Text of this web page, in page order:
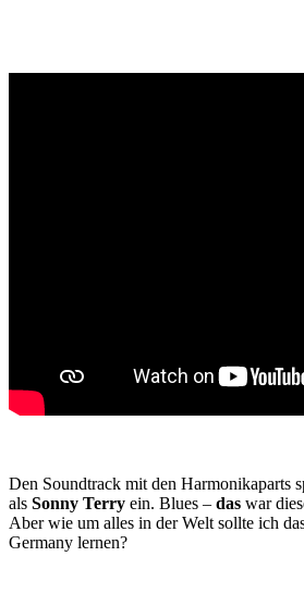
Den Soundtrack mit den Harmonikaparts
als Sonny Terry ein. Blues – das war
Aber wie um alles in der Welt sollte ich
Germany lernen?